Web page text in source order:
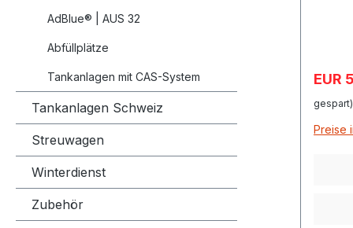
AdBlue® | AUS 32
Abfüllplätze
Tankanlagen mit CAS-System
Tankanlagen Schweiz
Streuwagen
Winterdienst
Zubehör
Zum
DIN
EUR
gespart)
Preise